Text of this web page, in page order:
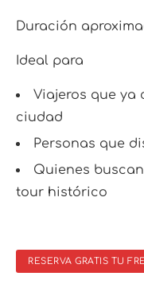
Duración
Ideal para
Viajeros que ya
ciudad
Personas que
Quienes
tour histórico
RESERVA GRATIS TU